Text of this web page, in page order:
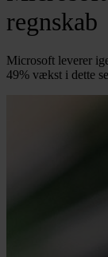
regnskab
Microsoft leverer
49% vækst i dette